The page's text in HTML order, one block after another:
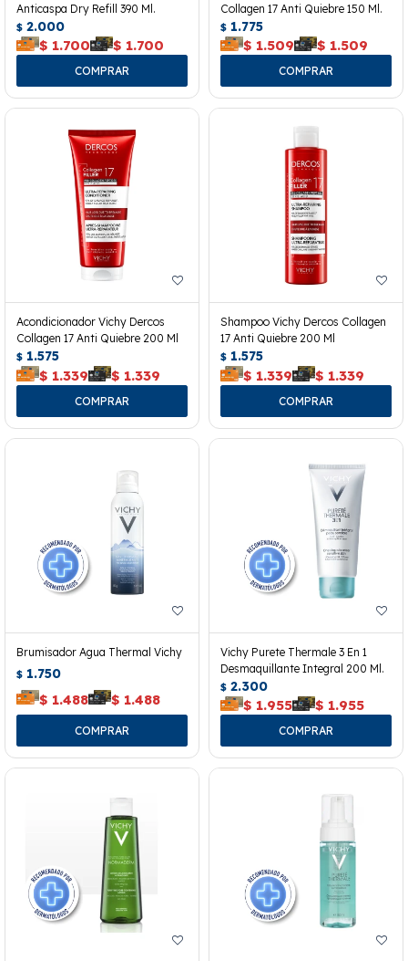
Anticaspa Dry Refill 390 Ml.
$ 2.000
$ 1.700 $ 1.700
Collagen 17 Anti Quiebre 150 Ml.
$ 1.775
$ 1.509 $ 1.509
Acondicionador Vichy Dercos
Collagen 17 Anti Quiebre 200 Ml
$ 1.575
$ 1.339 $ 1.339
Shampoo Vichy Dercos Collagen
17 Anti Quiebre 200 Ml
$ 1.575
$ 1.339 $ 1.339
Brumisador Agua Thermal Vichy
$ 1.750
$ 1.488 $ 1.488
Vichy Purete Thermale 3 En 1
Desmaquillante Integral 200 Ml.
$ 2.300
$ 1.955 $ 1.955